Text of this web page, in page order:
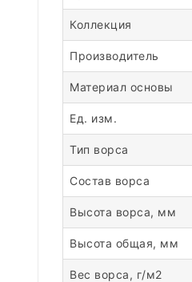
Коллекция
Производитель
Материал основы
Ед. изм.
Тип ворса
Состав ворса
Высота ворса, мм
Высота общая, мм
Вес ворса, г/м2